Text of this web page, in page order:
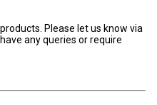
Please let us know via
any queries or require